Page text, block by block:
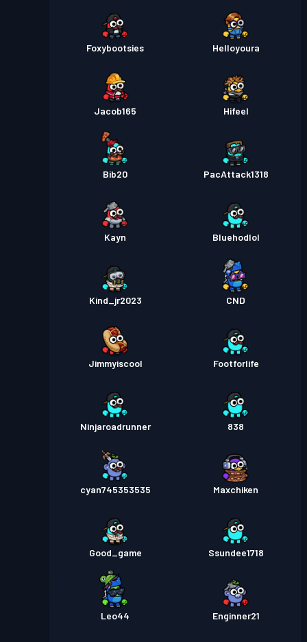
Foxybootsies Helloyoura
Jacob165 Hifeel
Bib20 PacAttack1318
Kayn Bluehodlol
Kind_jr2023 CND
Jimmyiscool Footforlife
Ninjaroadrunner 838
cyan745353535 Maxchiken
Good_game Ssundee1718
Leo44 Enginner21